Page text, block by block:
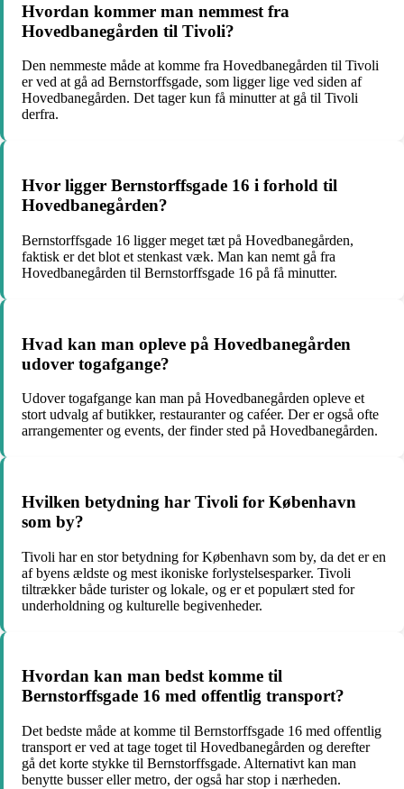
Hvordan kommer man nemmest fra
Hovedbanegården til Tivoli?
Den nemmeste måde at komme fra Hovedbanegården til Tivoli
er ved at gå ad Bernstorffsgade, som ligger lige ved siden af
Hovedbanegården. Det tager kun få minutter at gå til Tivoli
derfra.
Hvor ligger Bernstorffsgade 16 i forhold til
Hovedbanegården?
Bernstorffsgade 16 ligger meget tæt på Hovedbanegården,
faktisk er det blot et stenkast væk. Man kan nemt gå fra
Hovedbanegården til Bernstorffsgade 16 på få minutter.
Hvad kan man opleve på Hovedbanegården
udover togafgange?
Udover togafgange kan man på Hovedbanegården opleve et
stort udvalg af butikker, restauranter og caféer. Der er også ofte
arrangementer og events, der finder sted på Hovedbanegården.
Hvilken betydning har Tivoli for København
som by?
Tivoli har en stor betydning for København som by, da det er en
af byens ældste og mest ikoniske forlystelsesparker. Tivoli
tiltrækker både turister og lokale, og er et populært sted for
underholdning og kulturelle begivenheder.
Hvordan kan man bedst komme til
Bernstorffsgade 16 med offentlig transport?
Det bedste måde at komme til Bernstorffsgade 16 med offentlig
transport er ved at tage toget til Hovedbanegården og derefter
gå det korte stykke til Bernstorffsgade. Alternativt kan man
benytte busser eller metro, der også har stop i nærheden.